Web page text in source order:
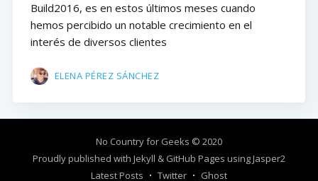
Build2016, es en estos últimos meses cuando
hemos percibido un notable crecimiento en el
interés de diversos clientes
ELENA PÉREZ SÁNCHEZ
No Country for Geeks © 2020
Proudly published with Jekyll & GitHub Pages usingJasper2
Latest Posts
Twitter Ghost